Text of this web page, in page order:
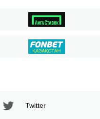
Twitter